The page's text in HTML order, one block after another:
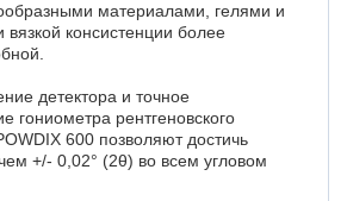
материалами, гелями и
вязкой консистенции более
детектора и точное
гониометра рентгеновского
600 позволяют достичь
+/- 0,02° (2θ) во всем угловом